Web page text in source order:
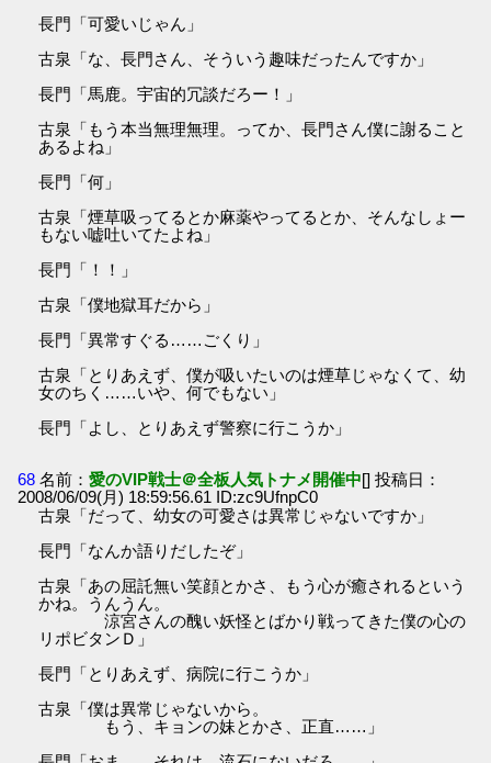
長門「可愛いじゃん」
古泉「な、長門さん、そういう趣味だったんですか」
長門「馬鹿。宇宙的冗談だろー！」
古泉「もう本当無理無理。ってか、長門さん僕に謝ること
あるよね」
長門「何」
古泉「煙草吸ってるとか麻薬やってるとか、そんなしょー
もない嘘吐いてたよね」
長門「！！」
古泉「僕地獄耳だから」
長門「異常すぐる……ごくり」
古泉「とりあえず、僕が吸いたいのは煙草じゃなくて、幼
女のちく……いや、何でもない」
長門「よし、とりあえず警察に行こうか」
68 名前：愛のVIP戦士＠全板人気トナメ開催中[] 投稿日：
2008/06/09(月) 18:59:56.61 ID:zc9UfnpC0
古泉「だって、幼女の可愛さは異常じゃないですか」
長門「なんか語りだしたぞ」
古泉「あの屈託無い笑顔とかさ、もう心が癒されるという
かね。うんうん。
涼宮さんの醜い妖怪とばかり戦ってきた僕の心の
リポビタンＤ」
長門「とりあえず、病院に行こうか」
古泉「僕は異常じゃないから。
もう、キョンの妹とかさ、正直……」